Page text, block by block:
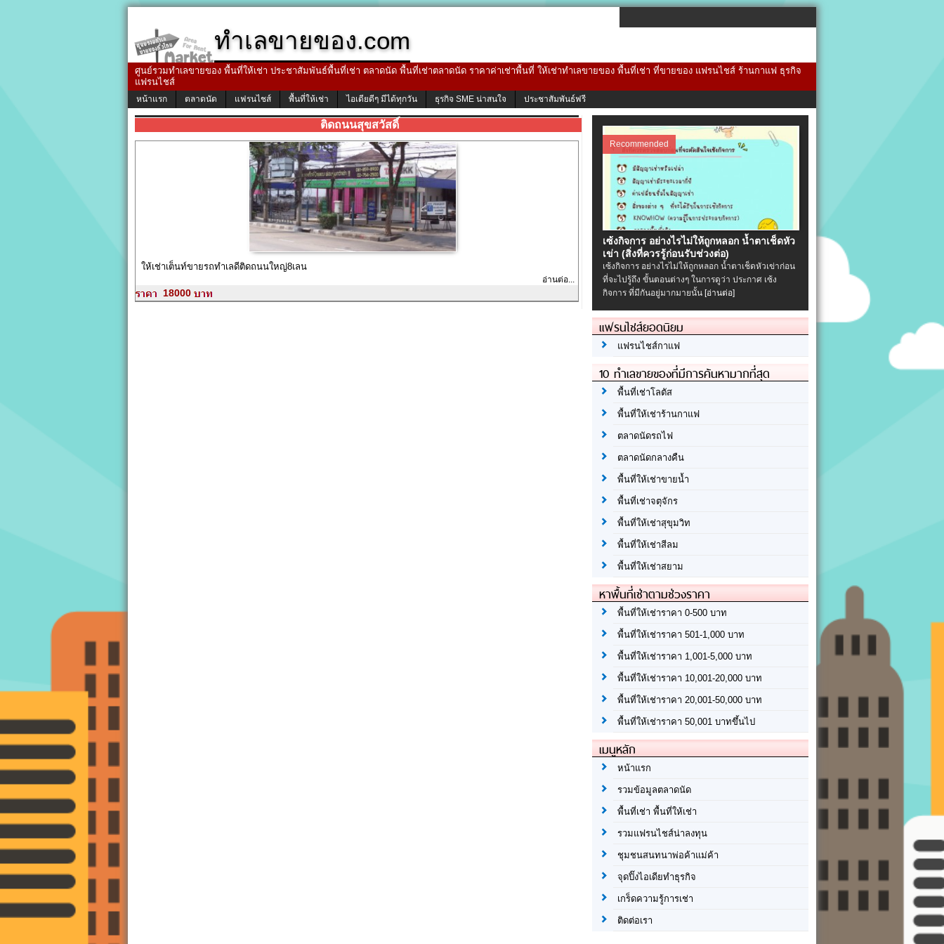
ทำเลขายของ.com
ศูนย์รวมทำเลขายของ พื้นที่ให้เช่า ประชาสัมพันธ์พื้นที่เช่า ตลาดนัด พื้นที่เช่าตลาดนัด ราคาค่าเช่าพื้นที่ ให้เช่าทำเลขายของ พื้นที่เช่า ที่ขายของ แฟรนไชส์ ร้านกาแฟ ธุรกิจ
แฟรนไชส์
หน้าแรก ตลาดนัด แฟรนไชส์ พื้นที่ให้เช่า ไอเดียดีๆ มีได้ทุกวัน ธุรกิจ SME น่าสนใจ ประชาสัมพันธ์ฟรี
ติดถนนสุขสวัสดิ์
ให้เช่าเต็นท์ขายรถทำเลดีติดถนนใหญ่8เลน
อ่านต่อ...
18000
Recommended
เซ้งกิจการ อย่างไรไม่ให้ถูกหลอก น้ำตาเช็ดหัว
เข่า (สิ่งที่ควรรู้ก่อนรับช่วงต่อ)
เซ้งกิจการ อย่างไรไม่ให้ถูกหลอก น้ำตาเช็ดหัวเข่าก่อน
ที่จะไปรู้ถึง ขั้นตอนต่างๆ ในการดูว่า ประกาศ เซ้ง
กิจการ ที่มีกันอยู่มากมายนั้น [อ่านต่อ]
แฟรนไชส์ยอดนิยม
แฟรนไชส์กาแฟ
10 ทำเลขายของที่มีการค้นหามากที่สุด
พื้นที่เช่าโลตัส
พื้นที่ให้เช่าร้านกาแฟ
ตลาดนัดรถไฟ
ตลาดนัดกลางคืน
พื้นที่ให้เช่าขายน้ำ
พื้นที่เช่าจตุจักร
พื้นที่ให้เช่าสุขุมวิท
พื้นที่ให้เช่าสีลม
พื้นที่ให้เช่าสยาม
หาพื้นที่เช่าตามช่วงราคา
พื้นที่ให้เช่าราคา 0-500 บาท
พื้นที่ให้เช่าราคา 501-1,000 บาท
พื้นที่ให้เช่าราคา 1,001-5,000 บาท
พื้นที่ให้เช่าราคา 10,001-20,000 บาท
พื้นที่ให้เช่าราคา 20,001-50,000 บาท
พื้นที่ให้เช่าราคา 50,001 บาทขึ้นไป
เมนูหลัก
หน้าแรก
รวมข้อมูลตลาดนัด
พื้นที่เช่า พื้นที่ให้เช่า
รวมแฟรนไชส์น่าลงทุน
ชุมชนสนทนาพ่อค้าแม่ค้า
จุดปิ๊งไอเดียทำธุรกิจ
เกร็ดความรู้การเช่า
ติดต่อเรา